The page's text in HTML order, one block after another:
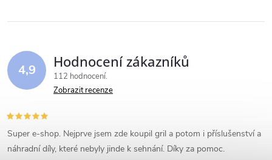
4,9 Hodnocení zákazníků
112 hodnocení
Zobrazit recenze
Super e-shop. Nejprve jsem zde koupil gril a potom i příslušenství a
náhradní díly, které nebyly jinde k sehnání. Díky za pomoc.